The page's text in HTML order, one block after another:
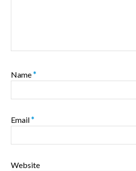
Name*
Email*
Website